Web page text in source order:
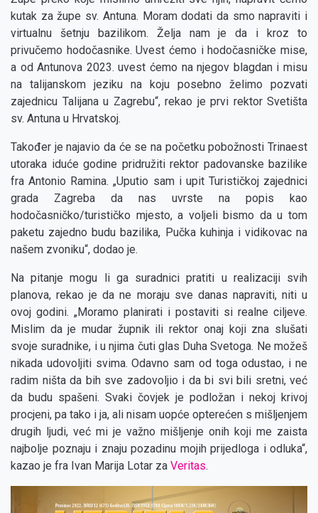
kutak za župe sv. Antuna. Moram dodati da smo napraviti i
virtualnu šetnju bazilikom. Želja nam je da i kroz to
privučemo hodočasnike. Uvest ćemo i hodočasničke mise,
a od Antunova 2023. uvest ćemo na njegov blagdan i misu
na talijanskom jeziku na koju posebno želimo pozvati
zajednicu Talijana u Zagrebu“, rekao je prvi rektor Svetišta
sv. Antuna u Hrvatskoj.
Također je najavio da će se na početku pobožnosti Trinaest
utoraka iduće godine pridružiti rektor padovanske bazilike
fra Antonio Ramina. „Uputio sam i upit Turističkoj zajednici
grada Zagreba da nas uvrste na popis kao
hodočasničko/turističko mjesto, a voljeli bismo da u tom
paketu zajedno budu bazilika, Pučka kuhinja i vidikovac na
našem zvoniku“, dodao je.
Na pitanje mogu li ga suradnici pratiti u realizaciji svih
planova, rekao je da ne moraju sve danas napraviti, niti u
ovoj godini. „Moramo planirati i postaviti si realne ciljeve.
Mislim da je mudar župnik ili rektor onaj koji zna slušati
svoje suradnike, i u njima čuti glas Duha Svetoga. Ne možeš
nikada udovoljiti svima. Odavno sam od toga odustao, i ne
radim ništa da bih sve zadovoljio i da bi svi bili sretni, već
da budu spašeni. Svaki čovjek je podložan i nekoj krivoj
procjeni, pa tako i ja, ali nisam uopće opterećen s mišljenjem
drugih ljudi, već mi je važno mišljenje onih koji me zaista
najbolje poznaju i znaju pozadinu mojih prijedloga i odluka“,
kazao je fra Ivan Marija Lotar za Veritas.